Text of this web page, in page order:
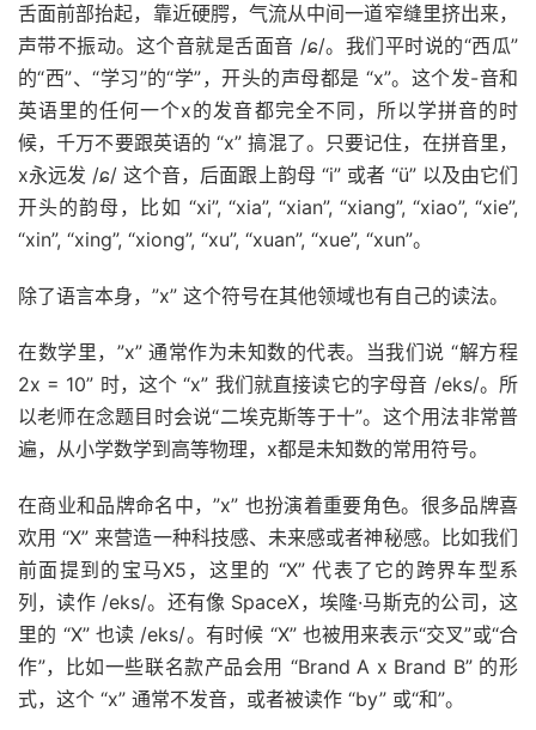
舌面前部抬起，靠近硬腭，气流从中间一道窄缝里挤出来，
声带不振动。这个音就是舌面音 /ɕ/。我们平时说的“西瓜”
的“西”、“学习”的“学”，开头的声母都是 “x”。这个发-音和
英语里的任何一个x的发音都完全不同，所以学拼音的时
候，千万不要跟英语的 “x” 搞混了。只要记住，在拼音里，
x永远发 /ɕ/ 这个音，后面跟上韵母 “i” 或者 “ü” 以及由它们
开头的韵母，比如 “xi”, “xia”, “xian”, “xiang”, “xiao”, “xie”,
“xin”, “xing”, “xiong”, “xu”, “xuan”, “xue”, “xun”。
除了语言本身，”x” 这个符号在其他领域也有自己的读法。
在数学里，”x” 通常作为未知数的代表。当我们说 “解方程
2x = 10” 时，这个 “x” 我们就直接读它的字母音 /eks/。所
以老师在念题目时会说“二埃克斯等于十”。这个用法非常普
遍，从小学数学到高等物理，x都是未知数的常用符号。
在商业和品牌命名中，”x” 也扮演着重要角色。很多品牌喜
欢用 “X” 来营造一种科技感、未来感或者神秘感。比如我们
前面提到的宝马X5，这里的 “X” 代表了它的跨界车型系
列，读作 /eks/。还有像 SpaceX，埃隆·马斯克的公司，这
里的 “X” 也读 /eks/。有时候 “X” 也被用来表示“交叉”或“合
作”，比如一些联名款产品会用 “Brand A x Brand B” 的形
式，这个 “x” 通常不发音，或者被读作 “by” 或“和”。